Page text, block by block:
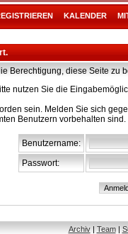
KALENDER
Berechtigung, diese Seite zu
nutzen Sie die
sein. Melden Sie sich
Benutzern vorbehalten
Benutzername:
Passwort:
Archiv| Team|